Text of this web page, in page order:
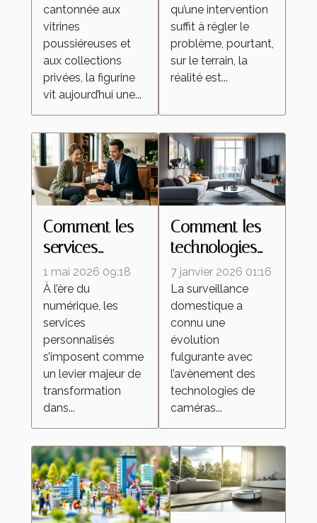
transforment la
culture de la
figurine
cantonnée aux
vitrines
poussiéreuses et
aux collections
privées, la figurine
vit aujourd’hui une...
malgré une
intervention
locale
qu’une intervention
suffit à régler le
problème, pourtant,
sur le terrain, la
réalité est...
Comment les
services
personnalisés
redéfinissent
les attentes
dans l'industrie
1 mai 2026 09:18
À l’ère du
numérique, les
services
personnalisés
s’imposent comme
un levier majeur de
transformation
dans...
Comment les
technologies
de caméras
espion
transforment la
surveillance
domestique ?
7 janvier 2026 01:16
La surveillance
domestique a
connu une
évolution
fulgurante avec
l’avènement des
technologies de
caméras...